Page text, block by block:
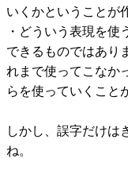
いくかということが
・どういう表現を
できるものではあり
れまで使ってこなか
らを使っていくこと
しかし、誤字だけは
ね。